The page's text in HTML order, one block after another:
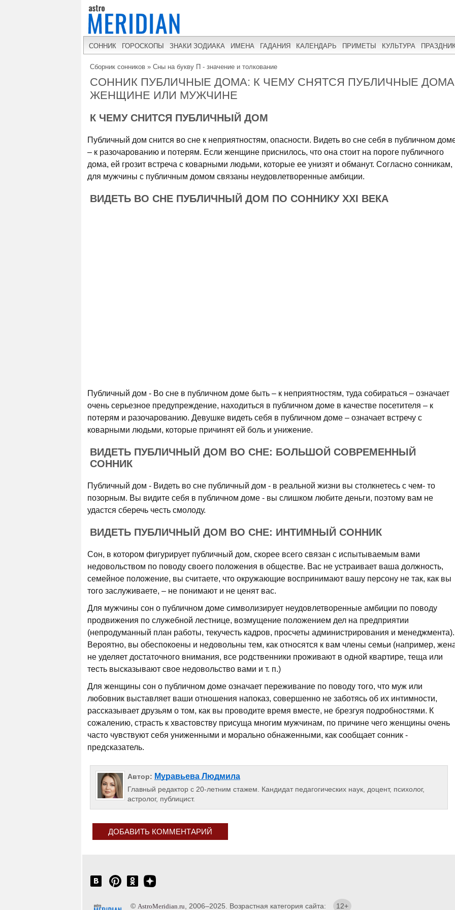
СОННИК ГОРОСКОПЫ ЗНАКИ ЗОДИАКА ИМЕНА ГАДАНИЯ КАЛЕНДАРЬ ПРИМЕТЫ КУЛЬТУРА
Сборник сонников » Сны на букву П - значение и толкование
СОННИК ПУБЛИЧНЫЕ ДОМА: К ЧЕМУ СНЯТСЯ ПУБЛИЧНЫЕ ДОМА
ЖЕНЩИНЕ ИЛИ МУЖЧИНЕ
К ЧЕМУ СНИТСЯ ПУБЛИЧНЫЙ ДОМ
Публичный дом снится во сне к неприятностям, опасности. Видеть во сне себя в публичном
– к разочарованию и потерям. Если женщине приснилось, что она стоит на пороге публичного
дома, ей грозит встреча с коварными людьми, которые ее унизят и обманут. Согласно сонникам,
для мужчины с публичным домом связаны неудовлетворенные амбиции.
ВИДЕТЬ ВО СНЕ ПУБЛИЧНЫЙ ДОМ ПО СОННИКУ XXI ВЕКА
Публичный дом - Во сне в публичном доме быть – к неприятностям, туда собираться – означает
очень серьезное предупреждение, находиться в публичном доме в качестве посетителя – к
потерям и разочарованию. Девушке видеть себя в публичном доме – означает встречу с
коварными людьми, которые причинят ей боль и унижение.
ВИДЕТЬ ПУБЛИЧНЫЙ ДОМ ВО СНЕ: БОЛЬШОЙ СОВРЕМЕННЫЙ
СОННИК
Публичный дом - Видеть во сне публичный дом - в реальной жизни вы столкнетесь с чем- то
позорным. Вы видите себя в публичном доме - вы слишком любите деньги, поэтому вам не
удастся сберечь честь смолоду.
ВИДЕТЬ ПУБЛИЧНЫЙ ДОМ ВО СНЕ: ИНТИМНЫЙ СОННИК
Сон, в котором фигурирует публичный дом, скорее всего связан с испытываемым вами
недовольством по поводу своего положения в обществе. Вас не устраивает ваша должность,
семейное положение, вы считаете, что окружающие воспринимают вашу персону не так, как вы
того заслуживаете, – не понимают и не ценят вас.
Для мужчины сон о публичном доме символизирует неудовлетворенные амбиции по поводу
продвижения по служебной лестнице, возмущение положением дел на предприятии
(непродуманный план работы, текучесть кадров, просчеты администрирования и менеджмента).
Вероятно, вы обеспокоены и недовольны тем, как относятся к вам члены семьи (например,
не уделяет достаточного внимания, все родственники проживают в одной квартире, теща или
тесть высказывают свое недовольство вами и т. п.)
Для женщины сон о публичном доме означает переживание по поводу того, что муж или
любовник выставляет ваши отношения напоказ, совершенно не заботясь об их интимности,
рассказывает друзьям о том, как вы проводите время вместе, не брезгуя подробностями. К
сожалению, страсть к хвастовству присуща многим мужчинам, по причине чего женщины очень
часто чувствуют себя униженными и морально обнаженными, как сообщает сонник -
предсказатель.
Автор: Муравьева Людмила
Главный редактор с 20-летним стажем. Кандидат педагогических наук, доцент, психолог,
астролог, публицист.
ДОБАВИТЬ КОММЕНТАРИЙ
© AstroMeridian.ru , 2006–2025. Возрастная категория сайта: 12+